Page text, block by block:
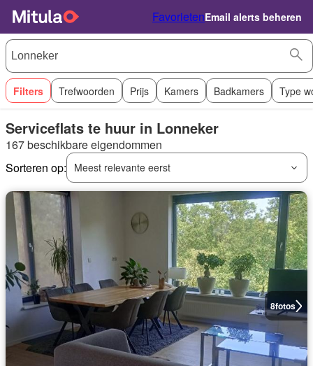
FavorietenEmail alerts beheren
Filters Trefwoorden Prijs Kamers Badkamers Type
Serviceflats te huur in Lonneker
167 beschikbare eigendommen
Sorteren op:
Meest relevante eerst
8fotos